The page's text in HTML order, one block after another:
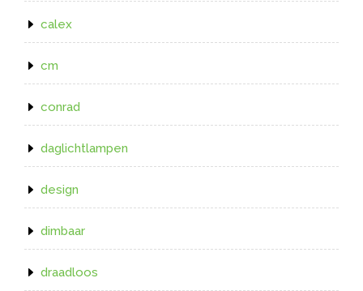
calex
cm
conrad
daglichtlampen
design
dimbaar
draadloos